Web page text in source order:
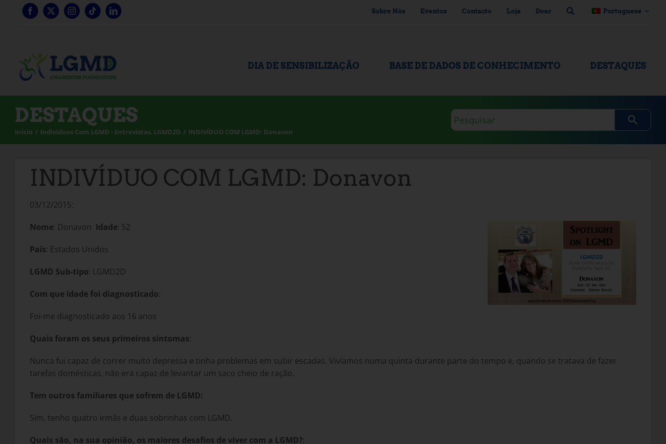
Sobre Nós Eventos Contacto Loja Doar Portuguese
DIA DE SENSIBILIZAÇÃO BASE DE DADOS DE CONHECIMENTO DESTAQUES
DESTAQUES
Início Indivíduos Com LGMD - Entrevistas LGMD2D INDIVÍDUO COM LGMD: Donavon
Consulta
de
pesquisa
INDIVÍDUO COM LGMD: Donavon
03/12/2015:
Nome: Donavon Idade: 52
País: Estados Unidos
LGMD Sub-tipo: LGMD2D
Com que idade foi diagnosticado:
Foi-me diagnosticado aos 16 anos
Quais foram os seus primeiros sintomas:
Nunca fui capaz de correr muito depressa e tinha problemas em subir escadas. Vivíamos numa quinta durante parte do tempo e, quando se tratava de fazer
tarefas domésticas, não era capaz de levantar um saco cheio de ração.
Tem outros familiares que sofrem de LGMD:
Sim, tenho quatro irmãs e duas sobrinhas com LGMD.
Quais são, na sua opinião, os maiores desafios de viver com a LGMD?: